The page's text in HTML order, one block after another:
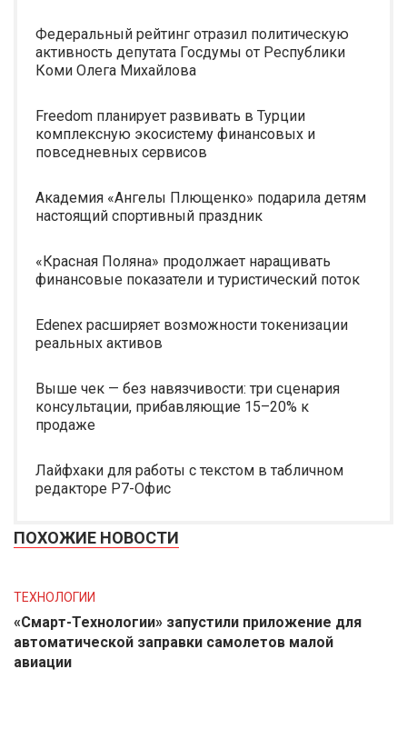
Федеральный рейтинг отразил политическую
активность депутата Госдумы от Республики
Коми Олега Михайлова
Freedom планирует развивать в Турции
комплексную экосистему финансовых и
повседневных сервисов
Академия «Ангелы Плющенко» подарила детям
настоящий спортивный праздник
«Красная Поляна» продолжает наращивать
финансовые показатели и туристический поток
Edenex расширяет возможности токенизации
реальных активов
Выше чек — без навязчивости: три сценария
консультации, прибавляющие 15–20% к
продаже
Лайфхаки для работы с текстом в табличном
редакторе Р7-Офис
ПОХОЖИЕ НОВОСТИ
ТЕХНОЛОГИИ
«Смарт-Технологии» запустили приложение для
автоматической заправки самолетов малой
авиации